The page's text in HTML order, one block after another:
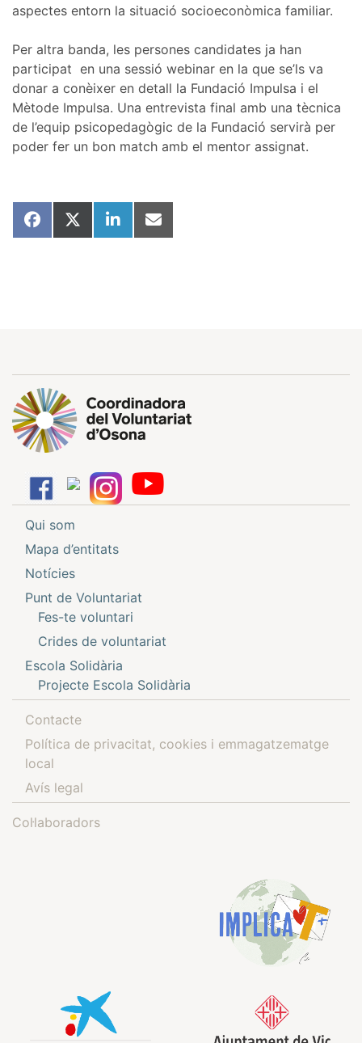
aspectes entorn la situació socioeconòmica familiar.
Per altra banda, les persones candidates ja han
participat en una sessió webinar en la que se’ls va
donar a conèixer en detall la Fundació Impulsa i el
Mètode Impulsa. Una entrevista final amb una tècnica
de l’equip psicopedagògic de la Fundació servirà per
poder fer un bon match amb el mentor assignat.
Share
on
Share
on
Share
on
Share
on
Qui som
Mapa d’entitats
Notícies
Punt de Voluntariat
Fes-te voluntari
Crides de voluntariat
Escola Solidària
Projecte Escola Solidària
Contacte
Política de privacitat, cookies i emmagatzematge
local
Avís legal
Col·laboradors